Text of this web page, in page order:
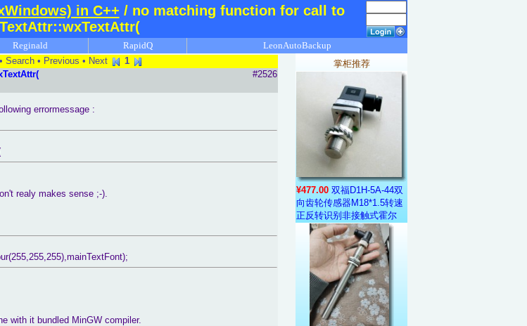
in C++ / no matching function for call to
Reginald RapidQ
LeonAutoBackup
• Search• Previous • Next
1
#2526
errormessage :
realy makes sense ;-).
with it bundled MinGW compiler.
掌柜推荐
¥477.00 双福D1H-5A-44双
向齿轮传感器M18*1.5转速
正反转识别非接触式霍尔